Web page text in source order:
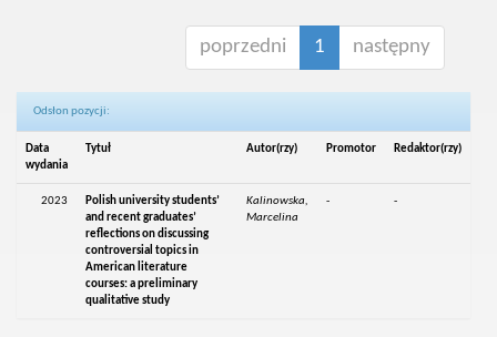
poprzedni 1 następny
Odsłon pozycji:
Data
wydania
Tytuł Autor(rzy) Promotor Redaktor(rzy)
2023
Polish university students’
and recent graduates’
reflections on discussing
controversial topics in
American literature
courses: a preliminary
qualitative study
Kalinowska,
Marcelina
- -